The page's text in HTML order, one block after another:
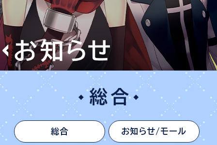
総合 お知らせ/モール